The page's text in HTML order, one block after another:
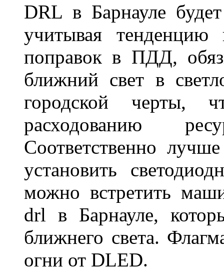
DRL в Барнауле
учитывая тенденцию
поправок в ПДД,
ближний свет в
городской черты,
расходованию
Соответственно
установить
можно встретить
drl в Барнауле,
ближнего света.
огни от DLED.